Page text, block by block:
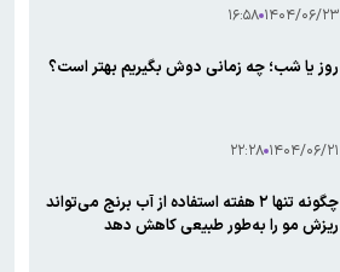
۱۴۰۴/۰۶/۲۳ ۱۶:۵۸
روز یا شب؛ چه زمانی دوش بگیریم بهتر است؟
۱۴۰۴/۰۶/۲۱ ۲۲:۲۸
چگونه تنها ۲ هفته استفاده از آب برنج می‌تواند
ریزش مو را به‌طور طبیعی کاهش دهد